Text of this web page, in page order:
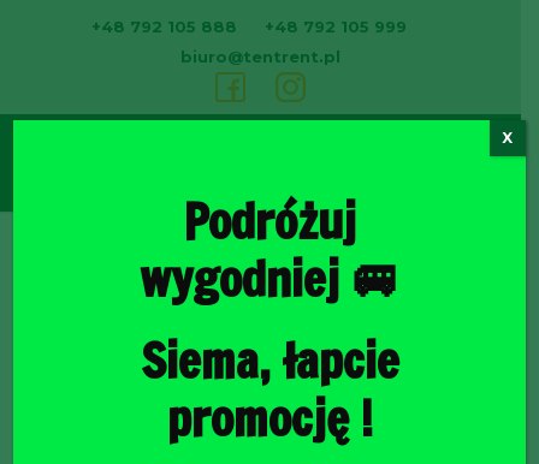
+48 792 105 888
+48 792 105 999
biuro@tentrent.pl
Podróżuj
wygodniej 🚐
Siema, łapcie
promocję !
X